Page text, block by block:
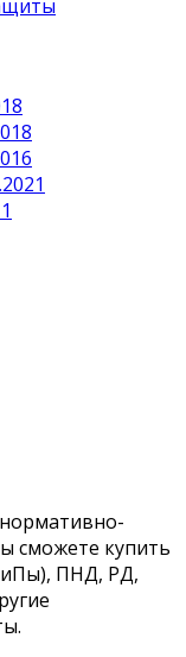
сможете купить
ПНД, РД,